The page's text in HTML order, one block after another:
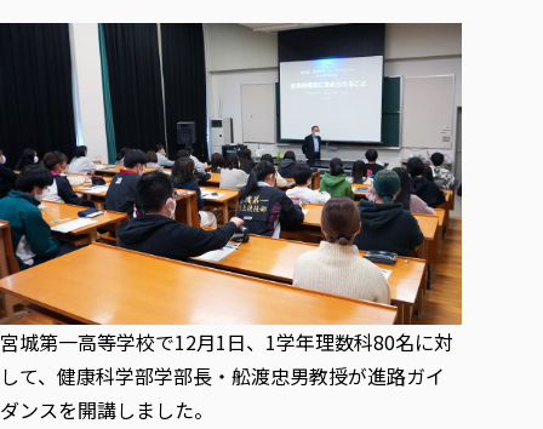
関連法人
教職員募集
役員・評議員一覧
キャンパス案内
公的資金等の不正使用の防止に関する基本方針
研究活動における不正行為の防止等に関する対応
大学広報誌「TFU Newsletter 東北福祉大学通信」
初年次教育（リエゾンゼミⅠ）について
リエゾンゼミ・ナビ（テキスト等）
お役立ち情報（リンク集）
放射線モニタリング測定結果（国見キャンパス）
中期事業計画
事業計画／財務・事業報告
大学評価
IR情報
学校教育法施行規則第172条の2に基づく情報公開
教職課程における情報の公表
学部・学科等設置計画履行状況報告書
情報公開規程
保健看護学科
リハビリテーション学科
医療経営管理学科
情報福祉マネジメント学科
仏教専修科
大学院
大学院
総合福祉学研究科 社会福祉学専攻 修士課程
総合福祉学研究科 社会福祉学専攻 博士課程
総合福祉学研究科 福祉心理学専攻 修士課程
教育学研究科 教育学専攻 修士課程
通信教育部
通信教育部
通信制大学院 総合福祉学研究科 社会福祉学専攻 修士課程
通信制大学院 総合福祉学研究科 福祉心理学専攻 修士課程
カリキュラム（学部・大学院）
その他の就学機会
オープンキャンパス
東北福祉大学のキャリアサポート
東北福祉大学のキャリアサポート
進路・就職支援
東北福祉大学のキャリア教育
採用ご担当者様へ
採用ご担当者様へ
センター長の挨拶
求人の受付について
単独学内説明会のご案内
在学生の方
在学生の方
資格取得報奨制度について
東北福祉大学求人・インターンシップ検索サイト（キャリタス
卒業生の方
卒業生の方
卒業後のキャリア支援体制
在学生による訪問、情報提供へのご協力のお願い
卒業生アンケート
よくあるご質問
東北福祉大学のDNA
在学生インタビュー
文化会・文化系サークル紹介
大学指定団体紹介
交換留学生 Exchange students
海外留学・研修
外国人在学生
Prospective Students
学生支援センター国際交流の活動
スタッフ紹介
社会連携・研究 TOP
東北福祉大学の研究活動
東北福祉大学の研究活動
東北福祉大学の研究紹介
共同研究等をご検討の皆様へ
東北福祉大学の紀要・リポジトリ
東北福祉大学の紀要・リポジトリ
教職研究
東北福祉大学教育・教職センター特別支援教育研究年報一覧
芹沢銈介美術工芸館年報
産学・産学官連携
産学・産学官連携
「高齢者のフレイル予防及びデジタルデバイド解消に向けた産
高齢者施設特化型モジュラー車いす開発
学生参加 × 産学官連携 ～ 「行学一如」の実践
社会貢献・地域連携活動
社会貢献・地域連携活動
社会貢献への取り組み
生涯学習・社会人講座
生涯教育・キャリア教育
生涯教育・キャリア教育TOP
生涯学習・社会人講座
月例TFU実学臨床研究セミナー
特別支援教育研究室
TFU教育フォーラム
関連法人
取材について
施設利用
同窓会
宮城第一高等学校で12月1日、1学年理数科80名に対
して、健康科学部学部長・舩渡忠男教授が進路ガイ
ダンスを開講しました。